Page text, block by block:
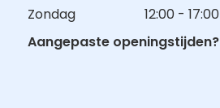
Zondag
12:00 - 17:00
Aangepaste openingstijden?